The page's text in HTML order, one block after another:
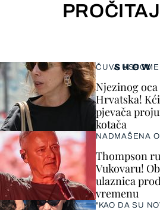
SHOW
ČUVA
Njezinog
Hrvatska!
pjevača
kotača
NADMAŠENA
Thompson
Vukovaru!
ulaznica
vremenu
"KAO DA SU